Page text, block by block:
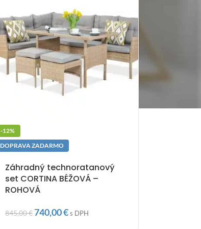
-12%
DOPRAVA ZADARMO
Záhradný technoratanový
set CORTINA BÉŽOVÁ –
ROHOVÁ
845,00€740,00€s DPH